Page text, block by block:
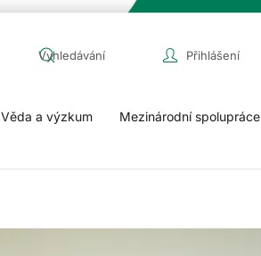
Přihlášení
Věda a výzkum Mezinárodní spolupráce